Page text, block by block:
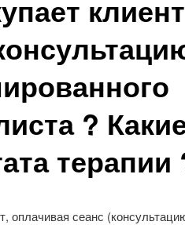
?
терапии
оплачивая сеанс